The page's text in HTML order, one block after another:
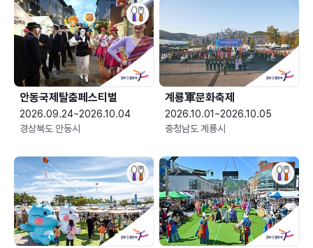
안동국제탈춤페스티벌
2026.09.24~2026.10.04
경상북도 안동시
2026.10.01~2026.10.05
충청남도 계룡시